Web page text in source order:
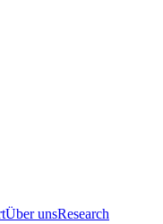
Über unsResearch